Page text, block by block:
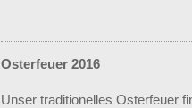
Osterfeuer 2016
Unser traditionelles Osterfeuer